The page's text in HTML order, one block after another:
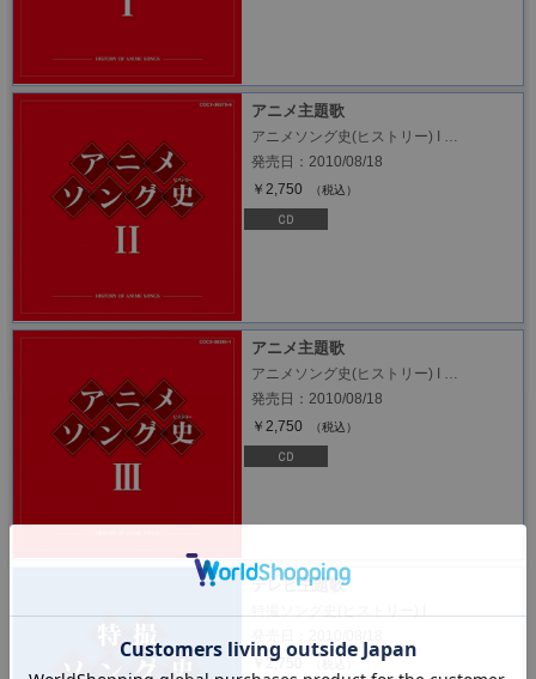
アニメ主題歌
アニメソング史(ヒストリー) I …
発売日：2010/08/18
￥2,750
（税込）
アニメ主題歌
アニメソング史(ヒストリー) I …
発売日：2010/08/18
￥2,750
（税込）
テレビ主題歌
￥2,750